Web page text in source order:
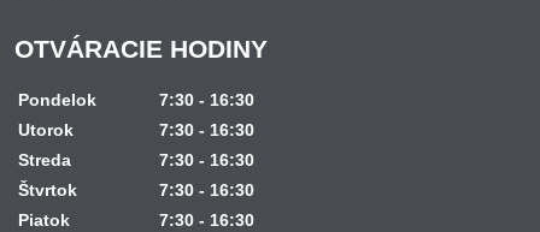
OTVÁRACIE HODINY
Pondelok
7:30 - 16:30
Utorok
7:30 - 16:30
Streda
7:30 - 16:30
Štvrtok
7:30 - 16:30
Piatok
7:30 - 16:30